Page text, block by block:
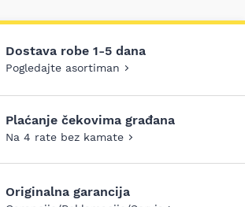
Dostava robe 1-5 dana
Pogledajte asortiman
Plaćanje čekovima građana
Na 4 rate bez kamate
Originalna garancija